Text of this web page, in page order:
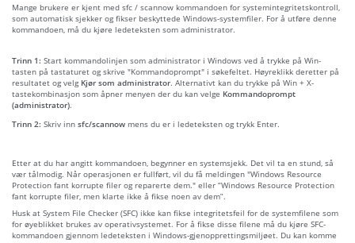
Mange brukere er kjent med sfc / scannow kommandoen for systemintegritetskontroll,
som automatisk sjekker og fikser beskyttede Windows-systemfiler. For å utføre denne
kommandoen, må du kjøre ledeteksten som administrator.
Trinn 1: Start kommandolinjen som administrator i Windows ved å trykke på Win-
tasten på tastaturet og skrive "Kommandoprompt" i søkefeltet. Høyreklikk deretter på
resultatet og velg Kjør som administrator. Alternativt kan du trykke på Win + X-
tastekombinasjon som åpner menyen der du kan velge Kommandoprompt
(administrator).
Trinn 2: Skriv inn sfc/scannow mens du er i ledeteksten og trykk Enter.
Etter at du har angitt kommandoen, begynner en systemsjekk. Det vil ta en stund, så
vær tålmodig. Når operasjonen er fullført, vil du få meldingen "Windows Resource
Protection fant korrupte filer og reparerte dem." eller “Windows Resource Protection
fant korrupte filer, men klarte ikke å fikse noen av dem”.
Husk at System File Checker (SFC) ikke kan fikse integritetsfeil for de systemfilene som
for øyeblikket brukes av operativsystemet. For å fikse disse filene må du kjøre SFC-
kommandoen gjennom ledeteksten i Windows-gjenopprettingsmiljøet. Du kan komme